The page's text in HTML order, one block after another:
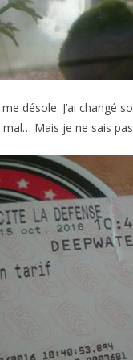
désole. J’ai changé
mal… Mais je ne sais